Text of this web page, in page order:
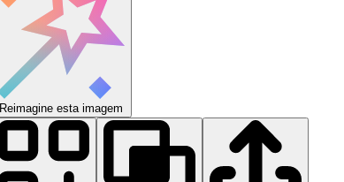
Reimagine esta imagem